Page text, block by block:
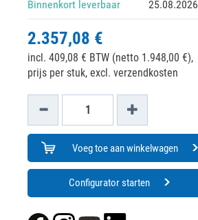
Binnenkort leverbaar 25.08.2026
2.357,08 €
incl. 409,08 € BTW (netto 1.948,00 €),
prijs per stuk, excl. verzendkosten
Voeg toe aan winkelwagen
Configurator starten